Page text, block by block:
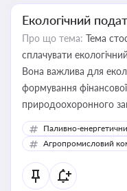
Екологічний
Про що тема: Тема
сплачувати
Вона важлива для
формування
природоохоронного
Паливно-
Агропромисловий